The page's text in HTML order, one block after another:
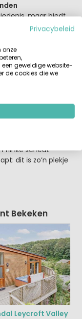
maar biedt
schilderachtige
op. En na
het park zelf bij
schuif aan voor
of neem een
niks moeten
het hele gezin: op
zich snel thuis.
iedereen geniet
flinke scheut
dit is zo’n plekje
Bekeken
Leycroft Valley
Privacybeleid
onze
geweldige website-
de cookies die we